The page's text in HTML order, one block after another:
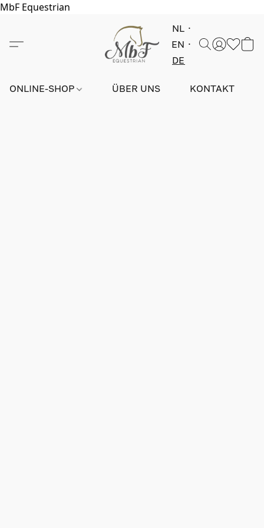
MbF Equestrian
NL
EN
DE
ONLINE-SHOP ÜBER UNS KONTAKT